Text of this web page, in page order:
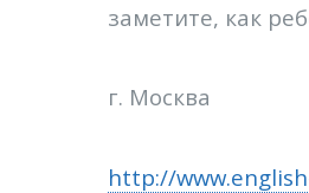
заметите, как
г. Москва
http://